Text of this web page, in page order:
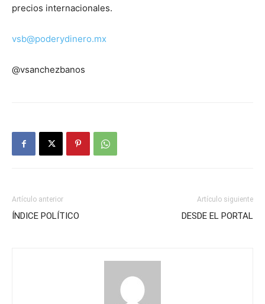
precios internacionales.
vsb@poderydinero.mx
@vsanchezbanos
Artículo anterior
ÍNDICE POLÍTICO
Artículo siguiente
DESDE EL PORTAL